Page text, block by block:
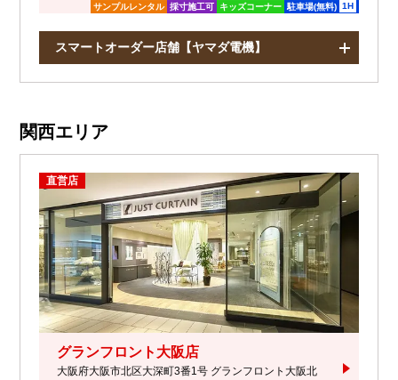
サンプルレンタル 採寸施工可 キッズコーナー 駐車場(無料) 1H
スマートオーダー店舗【ヤマダ電機】
関西エリア
直営店
グランフロント大阪店
大阪府大阪市北区大深町3番1号 グランフロント大阪北